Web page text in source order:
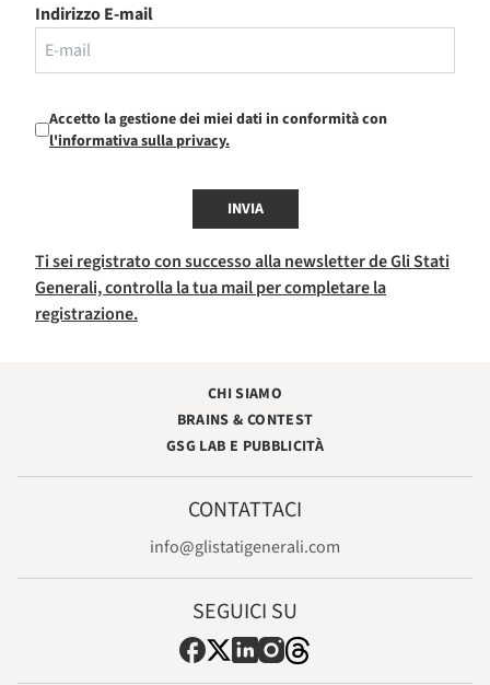
Indirizzo E-mail
Accetto la gestione dei miei dati in conformità con
l'informativa sulla privacy.
INVIA
Ti sei registrato con successo alla newsletter de Gli Stati
Generali, controlla la tua mail per completare la
registrazione.
CHI SIAMO
BRAINS & CONTEST
GSG LAB E PUBBLICITÀ
CONTATTACI
info@glistatigenerali.com
SEGUICI SU